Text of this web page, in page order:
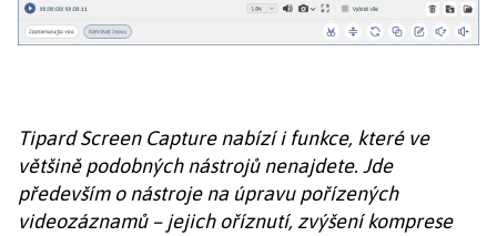
Tipard Screen Capture nabízí i funkce, které ve
většině podobných nástrojů nenajdete. Jde
především o nástroje na úpravu pořízených
videozáznamů – jejich oříznutí, zvýšení komprese